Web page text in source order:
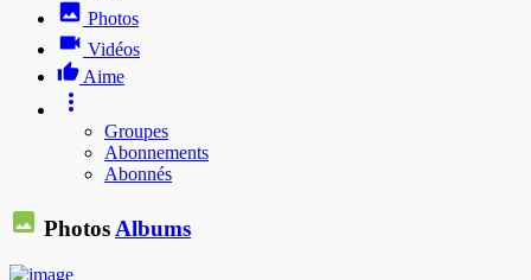
Photos
Vidéos
Aime
Groupes
Abonnements
Abonnés
Photos Albums